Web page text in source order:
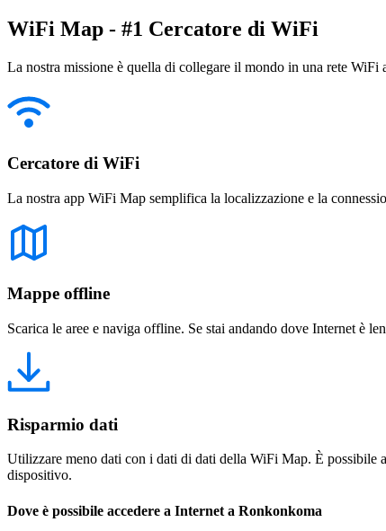
WiFi Map - #1 Cercatore di WiFi
La nostra missione è quella di collegare il mondo in una rete
Cercatore di WiFi
La nostra app WiFi Map semplifica la localizzazione e la
Mappe offline
Scarica le aree e naviga offline. Se stai andando dove Internet è
Risparmio dati
Utilizzare meno dati con i dati di dati della WiFi Map. È possibile
dispositivo.
Dove è possibile accedere a Internet a Ronkonkoma